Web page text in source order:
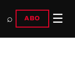
⌕ ABO ☰